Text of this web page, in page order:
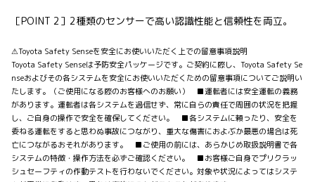
［POINT 2］2種類のセンサーで高い認識性能と信頼性を両立。
⚠Toyota Safety Senseを安全にお使いいただく上での留意事項説明
Toyota Safety Senseは予防安全パッケージです。ご契約に際し、Toyota Safety Se
nseおよびその各システムを安全にお使いいただくための留意事項についてご説明い
たします。（ご使用になる際のお客様へのお願い） ■運転者には安全運転の義務
があります。運転者は各システムを過信せず、常に自らの責任で周囲の状況を把握
し、ご自身の操作で安全を確保してください。 ■各システムに頼ったり、安全を
委ねる運転をすると思わぬ事故につながり、重大な傷害におよぶか最悪の場合は死
亡につながるおそれがあります。 ■ご使用の前には、あらかじめ取扱説明書で各
システムの特徴・操作方法を必ずご確認ください。 ■お客様ご自身でプリクラッ
シュセーフティの作動テストを行わないでください。対象や状況によってはシステ